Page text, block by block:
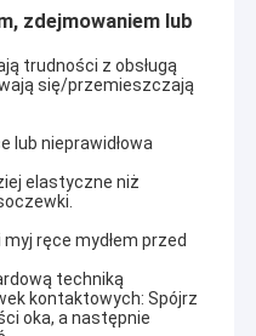
zdejmowaniem lub
trudności z obsługą
się/przemieszczają
lub nieprawidłowa
elastyczne niż
ręce mydłem przed
techniką
kontaktowych: Spójrz
oka, a następnie